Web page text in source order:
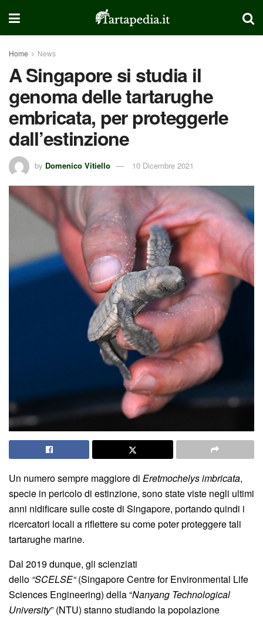
Home News
A Singapore si studia il
genoma delle tartarughe
embricata, per proteggerle
dall’estinzione
by Domenico Vitiello 10 Dicembre 2021
Un numero sempre maggiore di Eretmochelys imbricata,
specie in pericolo di estinzione, sono state viste negli ultimi
anni nidificare sulle coste di Singapore, portando quindi i
ricercatori locali a riflettere su come poter proteggere tali
tartarughe marine.
Dal 2019 dunque, gli scienziati
dello “SCELSE“(Singapore Centre for Environmental Life
Sciences Engineering) della “Nanyang Technological
University” (NTU) stanno studiando la popolazione